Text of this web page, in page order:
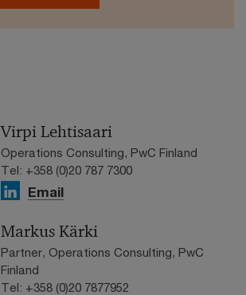
Virpi Lehtisaari
Operations Consulting, PwC Finland
Tel: +358 (0)20 787 7300
Email
Markus Kärki
Partner, Operations Consulting, PwC
Finland
Tel: +358 (0)20 7877952